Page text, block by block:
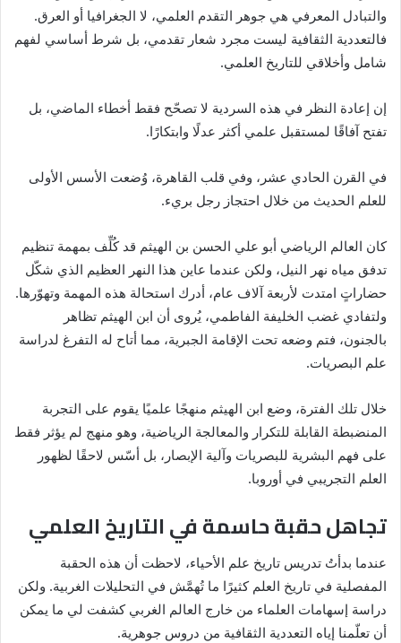
والتبادل المعرفي هي جوهر التقدم العلمي، لا الجغرافيا أو العرق.
فالتعددية الثقافية ليست مجرد شعار تقدمي، بل شرط أساسي لفهم
شامل وأخلاقي للتاريخ العلمي.
إن إعادة النظر في هذه السردية لا تصحّح فقط أخطاء الماضي، بل
تفتح آفاقًا لمستقبل علمي أكثر عدلًا وابتكارًا.
في القرن الحادي عشر، وفي قلب القاهرة، وُضعت الأسس الأولى
للعلم الحديث من خلال احتجاز رجل بريء.
كان العالم الرياضي أبو علي الحسن بن الهيثم قد كُلِّف بمهمة تنظيم
تدفق مياه نهر النيل، ولكن عندما عاين هذا النهر العظيم الذي شكّل
حضاراتٍ امتدت لأربعة آلاف عام، أدرك استحالة هذه المهمة وتهوّرها.
ولتفادي غضب الخليفة الفاطمي، يُروى أن ابن الهيثم تظاهر
بالجنون، فتم وضعه تحت الإقامة الجبرية، مما أتاح له التفرغ لدراسة
علم البصريات.
خلال تلك الفترة، وضع ابن الهيثم منهجًا علميًا يقوم على التجربة
المنضبطة القابلة للتكرار والمعالجة الرياضية، وهو منهج لم يؤثر فقط
على فهم البشرية للبصريات وآلية الإبصار، بل أسّس لاحقًا لظهور
العلم التجريبي في أوروبا.
تجاهل حقبة حاسمة في التاريخ العلمي
عندما بدأتُ تدريس تاريخ علم الأحياء، لاحظت أن هذه الحقبة
المفصلية في تاريخ العلم كثيرًا ما تُهمَّش في التحليلات الغربية. ولكن
دراسة إسهامات العلماء من خارج العالم الغربي كشفت لي ما يمكن
أن تعلّمنا إياه التعددية الثقافية من دروس جوهرية.